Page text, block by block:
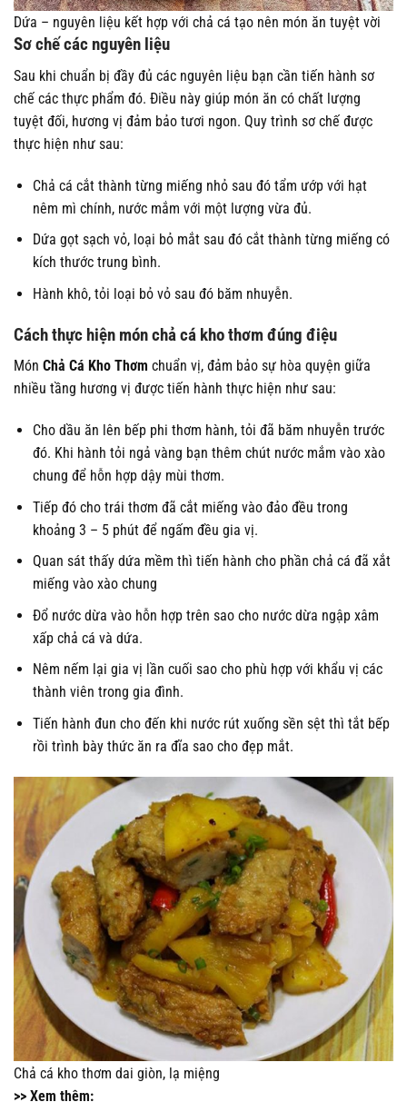
Dứa – nguyên liệu kết hợp với chả cá tạo nên món ăn tuyệt vời
Sơ chế các nguyên liệu
Sau khi chuẩn bị đầy đủ các nguyên liệu bạn cần tiến hành sơ
chế các thực phẩm đó. Điều này giúp món ăn có chất lượng
tuyệt đối, hương vị đảm bảo tươi ngon. Quy trình sơ chế được
thực hiện như sau:
Chả cá cắt thành từng miếng nhỏ sau đó tẩm ướp với hạt
nêm mì chính, nước mắm với một lượng vừa đủ.
Dứa gọt sạch vỏ, loại bỏ mắt sau đó cắt thành từng miếng có
kích thước trung bình.
Hành khô, tỏi loại bỏ vỏ sau đó băm nhuyễn.
Cách thực hiện món chả cá kho thơm đúng điệu
Món Chả Cá Kho Thơm chuẩn vị, đảm bảo sự hòa quyện giữa
nhiều tầng hương vị được tiến hành thực hiện như sau:
Cho dầu ăn lên bếp phi thơm hành, tỏi đã băm nhuyễn trước
đó. Khi hành tỏi ngả vàng bạn thêm chút nước mắm vào xào
chung để hỗn hợp dậy mùi thơm.
Tiếp đó cho trái thơm đã cắt miếng vào đảo đều trong
khoảng 3 – 5 phút để ngấm đều gia vị.
Quan sát thấy dứa mềm thì tiến hành cho phần chả cá đã xắt
miếng vào xào chung
Đổ nước dừa vào hỗn hợp trên sao cho nước dừa ngập xâm
xấp chả cá và dứa.
Nêm nếm lại gia vị lần cuối sao cho phù hợp với khẩu vị các
thành viên trong gia đình.
Tiến hành đun cho đến khi nước rút xuống sền sệt thì tắt bếp
rồi trình bày thức ăn ra đĩa sao cho đẹp mắt.
Chả cá kho thơm dai giòn, lạ miệng
>> Xem thêm: